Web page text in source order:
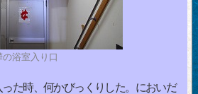
浴室入り口
た時、何かびっくりした。においだ